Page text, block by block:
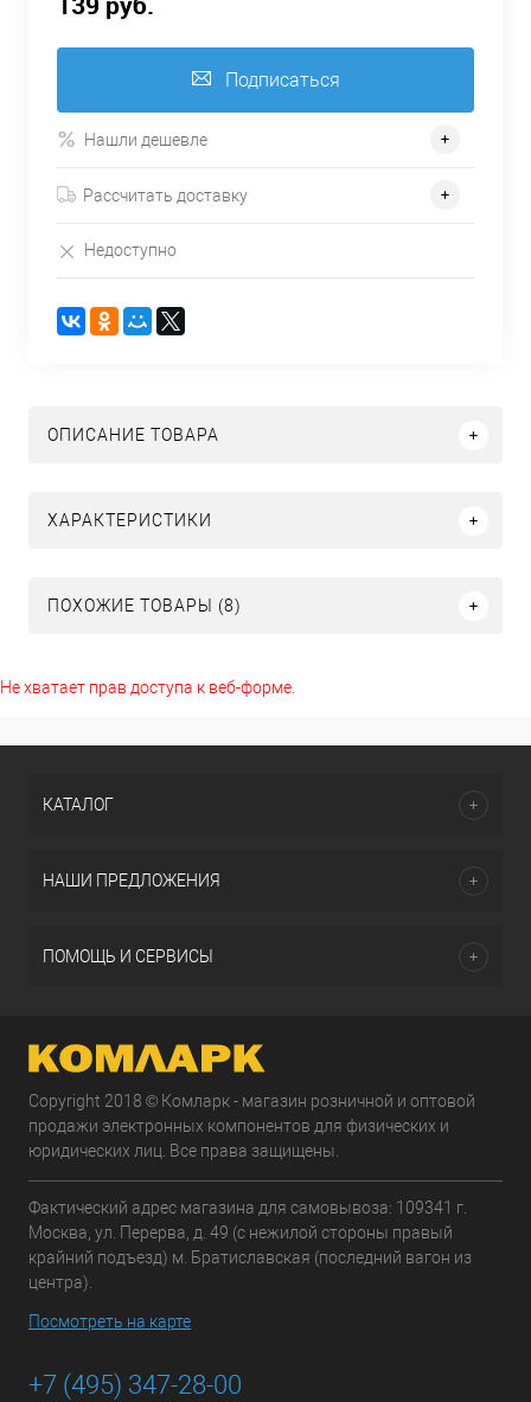
Подписаться
Нашли дешевле
Рассчитать доставку
Недоступно
ОПИСАНИЕ ТОВАРА
ХАРАКТЕРИСТИКИ
ПОХОЖИЕ ТОВАРЫ (8)
Не хватает прав доступа к веб-форме.
КАТАЛОГ
НАШИ ПРЕДЛОЖЕНИЯ
ПОМОЩЬ И СЕРВИСЫ
Copyright 2018 © Комларк - магазин розничной и оптовой
продажи электронных компонентов для физических и
юридических лиц. Все права защищены.
Фактический адрес магазина для самовывоза: 109341 г.
Москва, ул. Перерва, д. 49 (с нежилой стороны правый
крайний подъезд) м. Братиславская (последний вагон из
центра).
Посмотреть на карте
+7 (495) 347-28-00